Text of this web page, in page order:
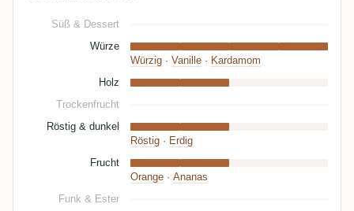
Süß & Dessert
Würze
Würzig · Vanille · Kardamom
Holz
Trockenfrucht
Röstig & dunkel
Röstig · Erdig
Frucht
Orange · Ananas
Funk & Ester